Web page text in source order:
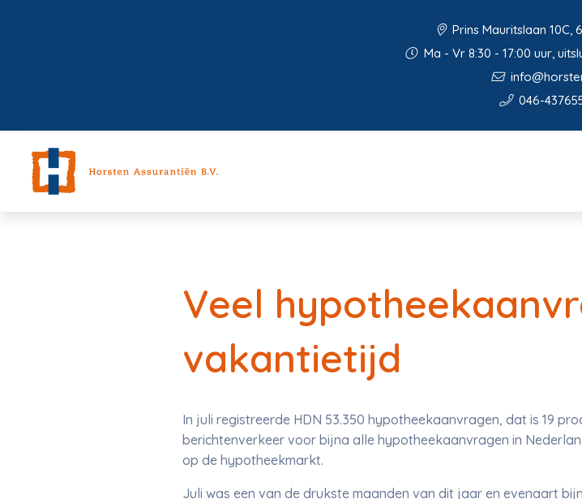
Prins Mauritslaan 10C,
Ma - Vr 8:30 - 17:00 uur,
046-
Veel
vakantietijd
In juli registreerde HDN 53.350 hypotheekaanvragen, dat is 19
berichtenverkeer voor bijna alle hypotheekaanvragen in
op de hypotheekmarkt.
Juli was een van de drukste maanden van dit jaar en evenaart